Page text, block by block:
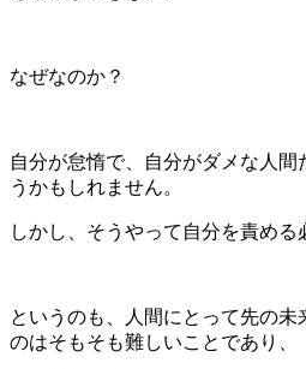
なぜなのか？
自分が怠惰で、自分がダメな人間
うかもしれません。
しかし、そうやって自分を責める
というのも、人間にとって先の未
のはそもそも難しいことであり、